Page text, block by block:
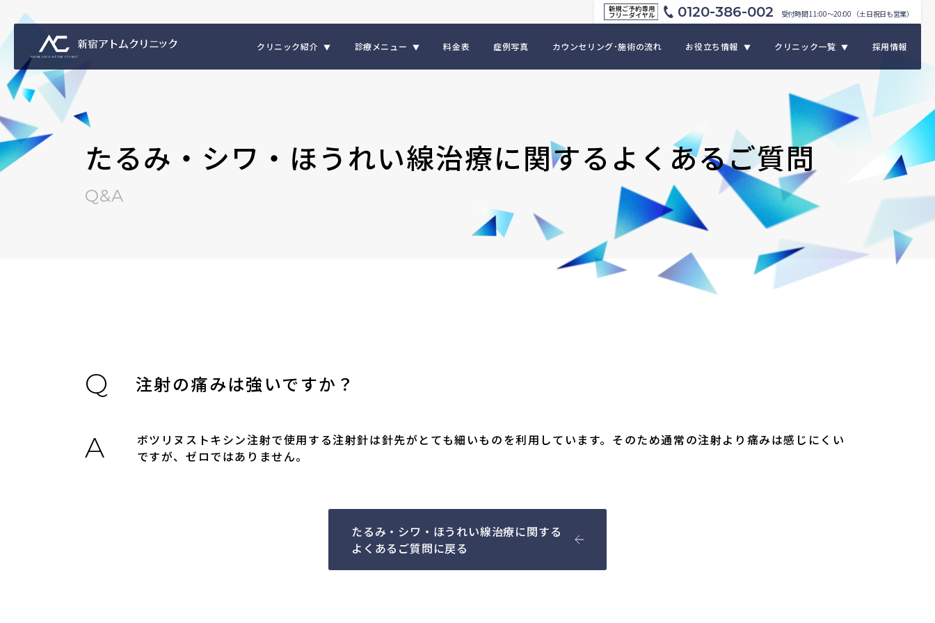
0120-386-002 受付時間 11:00〜20:00 （土日祝日も営業）
クリニック紹介 ▼ 診療メニュー ▼ 料金表 症例写真 カウンセリング･施術の流れ お役立ち情報 ▼ クリニック一覧 ▼ 採用情報
たるみ・シワ・ほうれい線治療に関するよくあるご質問
Q&A
注射の痛みは強いですか？
ボツリヌストキシン注射で使用する注射針は針先がとても細いものを利用しています。そのため通常の注射より痛みは感じにくい
ですが、ゼロではありません。
たるみ・シワ・ほうれい線治療に関する
よくあるご質問に戻る